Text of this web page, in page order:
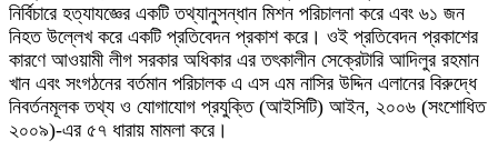
নির্বিচারে হত্যাযজ্ঞের একটি তথ্যানুসন্ধান মিশন পরিচালনা করে এবং ৬১ জন
নিহত উল্লেখ করে একটি প্রতিবেদন প্রকাশ করে। ওই প্রতিবেদন প্রকাশের
কারণে আওয়ামী লীগ সরকার অধিকার এর তৎকালীন সেক্রেটারি আদিলুর রহমান
খান এবং সংগঠনের বর্তমান পরিচালক এ এস এম নাসির উদ্দিন এলানের বিরুদ্ধে
নিবর্তনমূলক তথ্য ও যোগাযোগ প্রযুক্তি (আইসিটি) আইন, ২০০৬ (সংশোধিত
২০০৯)-এর ৫৭ ধারায় মামলা করে।